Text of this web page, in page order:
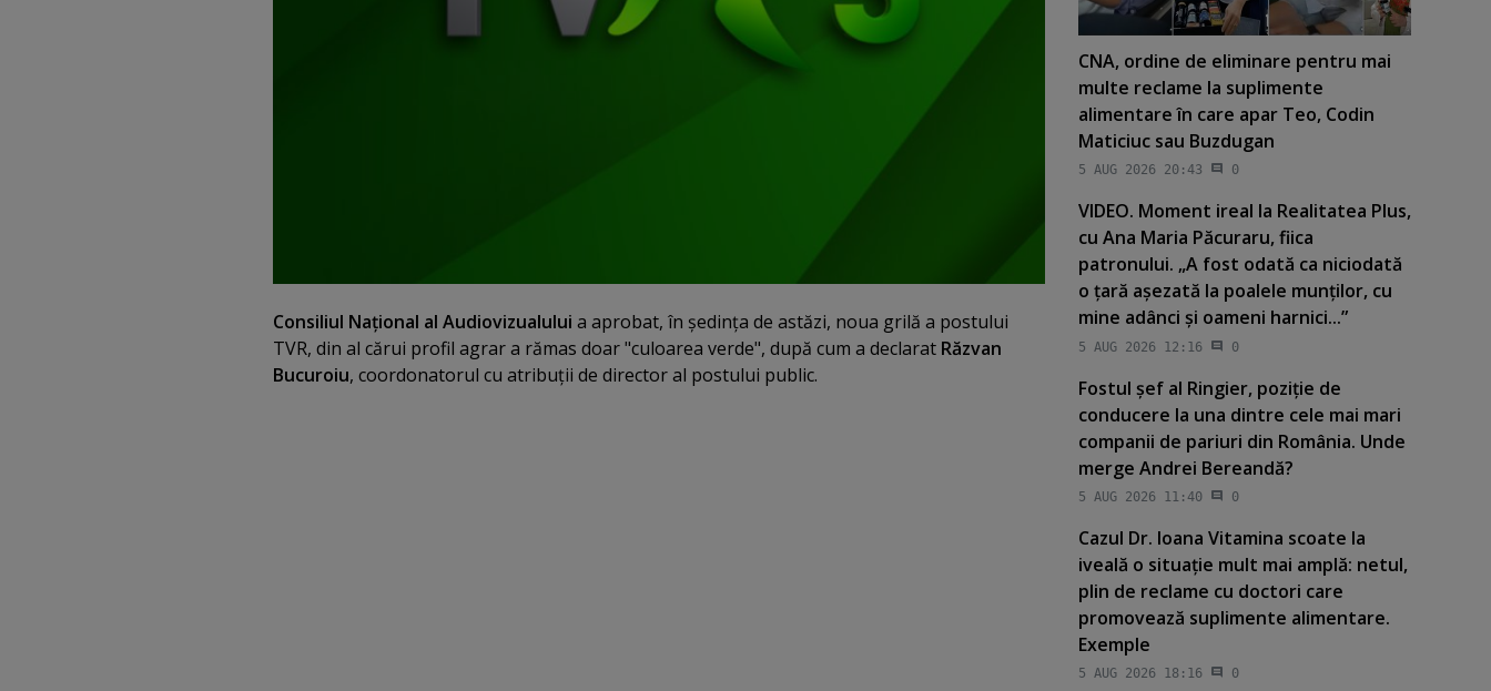
Consiliul Naţional al Audiovizualului a aprobat, în şedinţa de astăzi, noua grilă a postului
TVR, din al cărui profil agrar a rămas doar "culoarea verde", după cum a declarat Răzvan
Bucuroiu, coordonatorul cu atribuţii de director al postului public.
CNA, ordine de eliminare pentru mai
multe reclame la suplimente
alimentare în care apar Teo, Codin
Maticiuc sau Buzdugan
5 AUG 2026 20:43 0
VIDEO. Moment ireal la Realitatea Plus,
cu Ana Maria Păcuraru, fiica
patronului. „A fost odată ca niciodată
o ţară aşezată la poalele munţilor, cu
mine adânci şi oameni harnici...”
5 AUG 2026 12:16 0
Fostul şef al Ringier, poziţie de
conducere la una dintre cele mai mari
companii de pariuri din România. Unde
merge Andrei Bereandă?
5 AUG 2026 11:40 0
Cazul Dr. Ioana Vitamina scoate la
iveală o situaţie mult mai amplă: netul,
plin de reclame cu doctori care
promovează suplimente alimentare.
Exemple
5 AUG 2026 18:16 0